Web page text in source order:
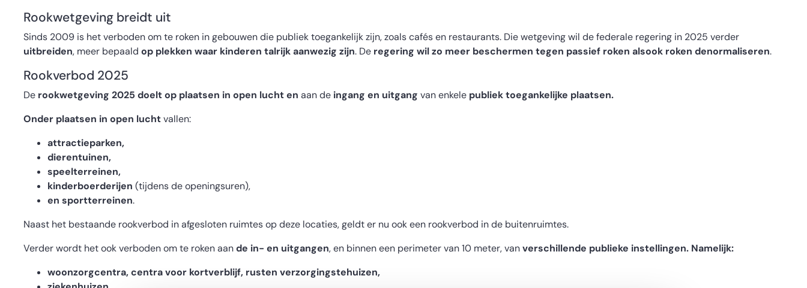
Rookwetgeving breidt uit
Sinds 2009 is het verboden om te roken in gebouwen die publiek toegankelijk zijn, zoals cafés en restaurants. Die wetgeving wil de federale regering in 2025 verder
uitbreiden, meer bepaald op plekken waar kinderen talrijk aanwezig zijn. De regering wil zo meer beschermen tegen passief roken alsook roken denormaliseren.
Rookverbod 2025
De rookwetgeving 2025 doelt op plaatsen in open luchten aan de ingang en uitgang van enkele publiek toegankelijke plaatsen.
Onder plaatsen in open luchtvallen:
attractieparken,
dierentuinen,
speelterreinen,
kinderboerderijen (tijdens de openingsuren),
en sportterreinen.
Naast het bestaande rookverbod in afgesloten ruimtes op deze locaties, geldt er nu ook een rookverbod in de buitenruimtes.
Verder wordt het ook verboden om te roken aande in- en uitgangen, en binnen een perimeter van 10 meter, vanverschillende publieke instellingen. Namelijk:
woonzorgcentra, centra voor kortverblijf, rusten verzorgingstehuizen,